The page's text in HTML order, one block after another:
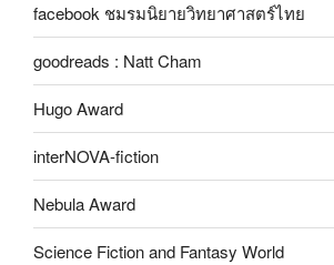
facebook ชมรมนิยายวิทยาศาสตร์ไทย
goodreads : Natt Cham
Hugo Award
interNOVA-fiction
Nebula Award
Science Fiction and Fantasy World